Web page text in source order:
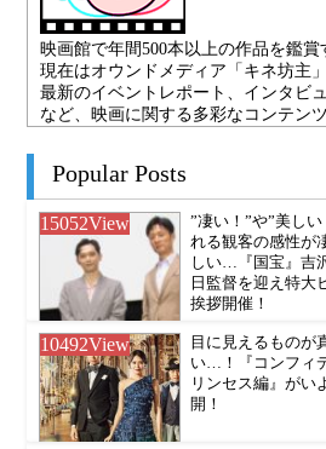
映画館で年間500本以上の作品を鑑賞
現在はオウンドメディア「キネ坊主
最新のイベントレポート、インタビ
など、映画に関する多彩なコンテン
Popular Posts
15052View
”凄い！”や”美しい
れる観客の感性が
しい…『国宝』吉
日監督を迎え特大
挨拶開催！
10492View
目に見えるものが
い…！『コンフィ
リンセス編』がい
開！